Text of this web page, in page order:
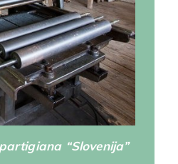
“Slovenija”